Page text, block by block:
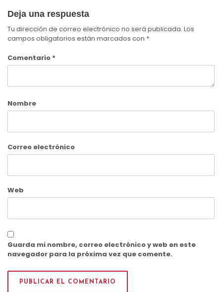
Deja una respuesta
Tu dirección de correo electrónico no será publicada. Los
campos obligatorios están marcados con *
Comentario *
Nombre
Correo electrónico
Web
Guarda mi nombre, correo electrónico y web en este
navegador para la próxima vez que comente.